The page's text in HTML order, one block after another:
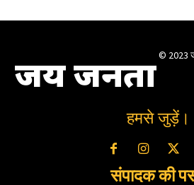
जय जनता © 2023
हमसे जुड़ें।
संपादक की